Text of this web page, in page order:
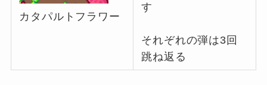
カタパルトフラワー
す
それぞれの弾は3回
跳ね返る